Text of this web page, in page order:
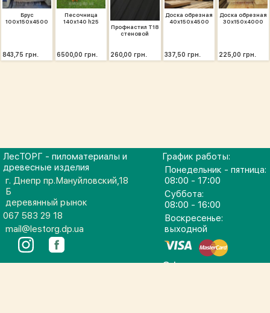
Брус
100х150х4500
843,75 грн.
Песочница
140х140 h25
6500,00 грн.
Профнастил Т18
стеновой
260,00 грн.
Доска обрезная
40х150х4500
337,50 грн.
Доска обрезная
30х150х4000
225,00 грн.
ЛесТОРГ - пиломатериалы и
древесные изделия
г. Днепр пр.Мануйловский,18
Б
деревянный рынок
067 583 29 18
mail@lestorg.dp.ua
График работы:
Понедельник - пятница:
08:00 - 17:00
Суббота:
08:00 - 16:00
Воскресенье:
выходной
Оферта